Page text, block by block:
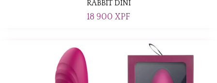
RABBIT DINI
18 900 XPF